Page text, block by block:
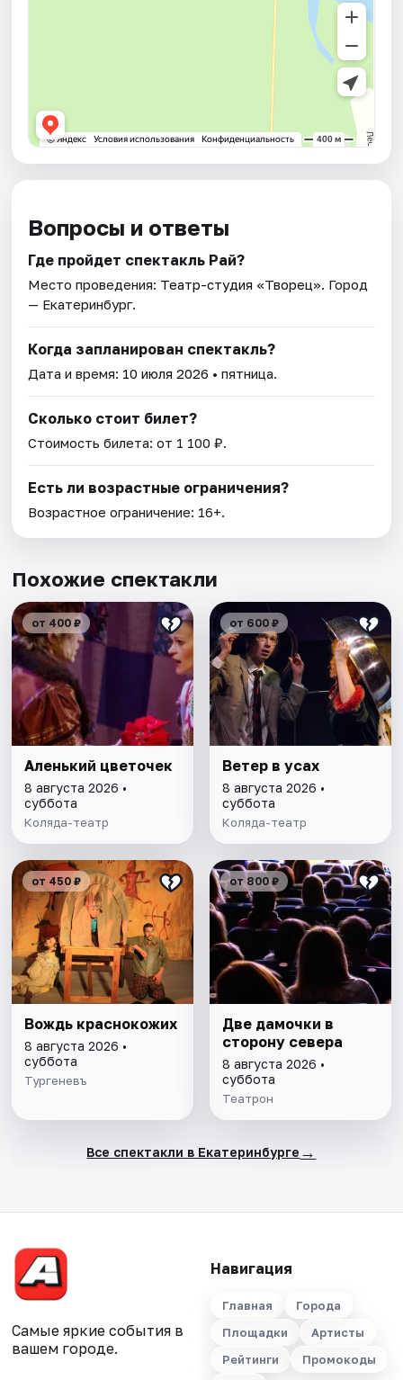
Вопросы и ответы
Где пройдет спектакль Рай?
Место проведения: Театр-студия «Творец». Город
— Екатеринбург.
Когда запланирован спектакль?
Дата и время: 10 июля 2026 • пятница.
Сколько стоит билет?
Стоимость билета: от 1 100 ₽.
Есть ли возрастные ограничения?
Возрастное ограничение: 16+.
Похожие спектакли
от 400 ₽
Аленький цветочек
8 августа 2026 •
суббота
Коляда-театр
от 600 ₽
Ветер в усах
8 августа 2026 •
суббота
Коляда-театр
от 450 ₽
Вождь краснокожих
8 августа 2026 •
суббота
Тургеневъ
от 800 ₽
Две дамочки в
сторону севера
8 августа 2026 •
суббота
Театрон
Все спектакли в Екатеринбурге →
Самые яркие события в
вашем городе.
Навигация
Главная
Города
Площадки
Артисты
Рейтинги
Промокоды